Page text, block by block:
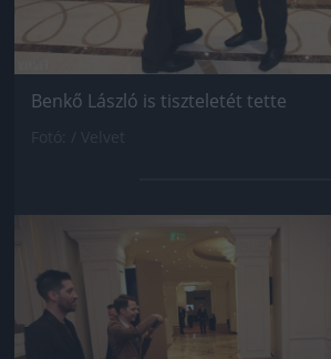
Benkő László is tiszteletét tette
Jön még kép!